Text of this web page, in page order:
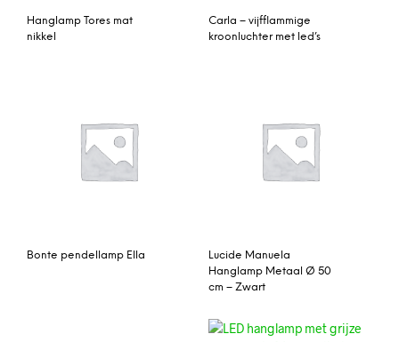
Hanglamp Tores mat
nikkel
Carla – vijfflammige
kroonluchter met led’s
Bonte pendellamp Ella
Lucide Manuela
Hanglamp Metaal Ø 50
cm – Zwart